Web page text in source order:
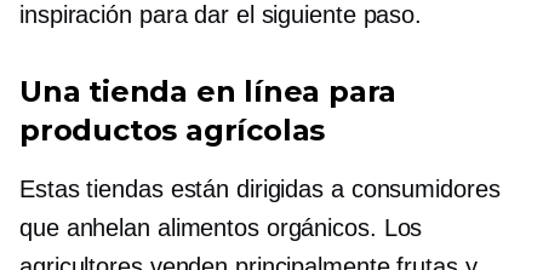
inspiración para dar el siguiente paso.
Una tienda en línea para
productos agrícolas
Estas tiendas están dirigidas a consumidores
que anhelan alimentos orgánicos. Los